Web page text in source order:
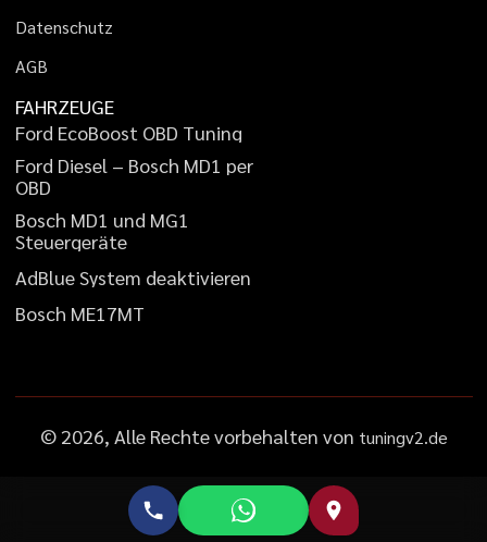
Datenschutz
AGB
FAHRZEUGE
Ford EcoBoost OBD Tuning
Ford Diesel – Bosch MD1 per
OBD
Bosch MD1 und MG1
Steuergeräte
AdBlueSystem deaktivieren
Bosch ME17MT
© 2026, Alle Rechte vorbehalten von tuningv2.de